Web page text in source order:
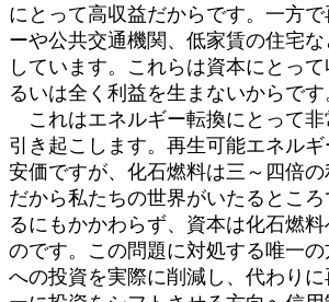
にとって高収益だからです。一方
ーや公共交通機関、低家賃の住宅
しています。これらは資本にとっ
るいは全く利益を生まないからです
これはエネルギー転換にとって非
引き起こします。再生可能エネル
安価ですが、化石燃料は三～四倍の
だから私たちの世界がいたるとこ
るにもかかわらず、資本は化石燃
のです。この問題に対処する唯一
への投資を実際に削減し、代わり